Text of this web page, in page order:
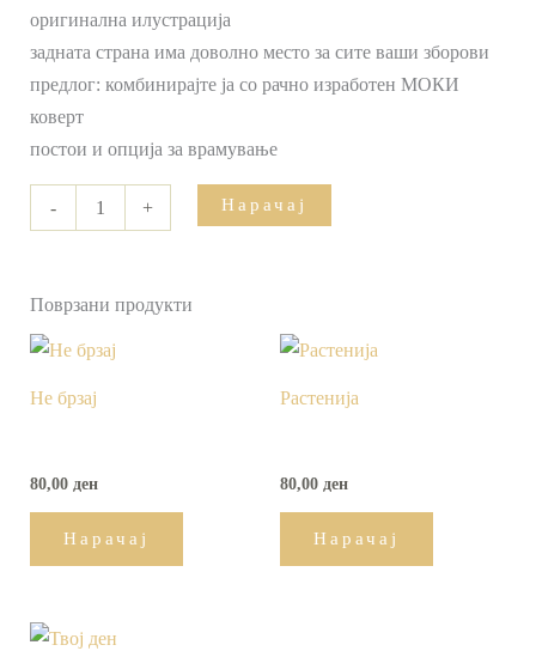
оригинална илустрација
задната страна има доволно место за сите ваши зборови
предлог: комбинирајте ја со рачно изработен МОКИ
коверт
постои и опција за врамување
- + Нарачај
Поврзани продукти
Не брзај
80,00 ден
Нарачај
Растенија
80,00 ден
Нарачај